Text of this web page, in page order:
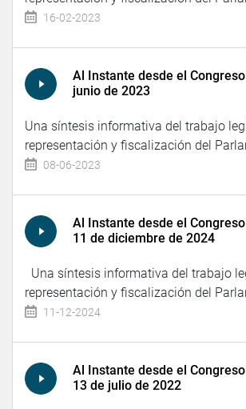
16-02-2023
Al Instante desde el
junio de 2023
Una síntesis informativa del trabajo
representación y fiscalización del
08-06-2023
Al Instante desde el
11 de diciembre de 2024
Una síntesis informativa del trabajo
representación y fiscalización del
11-12-2024
Al Instante desde el
13 de julio de 2022